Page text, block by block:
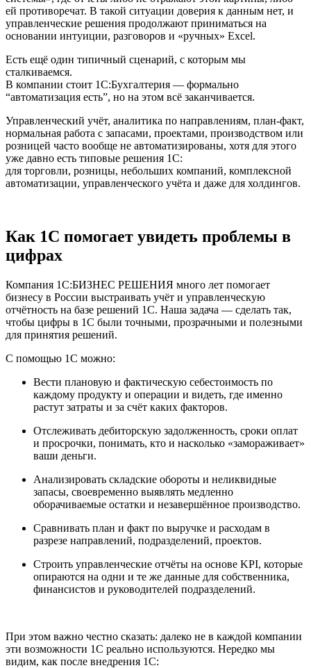
ей противоречат. В такой ситуации доверия к данным нет, и
управленческие решения продолжают приниматься на
основании интуиции, разговоров и «ручных» Excel.
Есть ещё один типичный сценарий, с которым мы
сталкиваемся.
В компании стоит 1С:Бухгалтерия — формально
“автоматизация есть”, но на этом всё заканчивается.
Управленческий учёт, аналитика по направлениям, план‑факт,
нормальная работа с запасами, проектами, производством или
розницей часто вообще не автоматизированы, хотя для этого
уже давно есть типовые решения 1С:
для торговли, розницы, небольших компаний, комплексной
автоматизации, управленческого учёта и даже для холдингов.
Как 1С помогает увидеть проблемы в
цифрах
Компания 1С:БИЗНЕС РЕШЕНИЯ много лет помогает
бизнесу в России выстраивать учёт и управленческую
отчётность на базе решений 1С. Наша задача — сделать так,
чтобы цифры в 1С были точными, прозрачными и полезными
для принятия решений.
С помощью 1С можно:
Вести плановую и фактическую себестоимость по
каждому продукту и операции и видеть, где именно
растут затраты и за счёт каких факторов.
Отслеживать дебиторскую задолженность, сроки оплат
и просрочки, понимать, кто и насколько «замораживает»
ваши деньги.
Анализировать складские обороты и неликвидные
запасы, своевременно выявлять медленно
оборачиваемые остатки и незавершённое производство.
Сравнивать план и факт по выручке и расходам в
разрезе направлений, подразделений, проектов.
Строить управленческие отчёты на основе KPI, которые
опираются на одни и те же данные для собственника,
финансистов и руководителей подразделений.
При этом важно честно сказать: далеко не в каждой компании
эти возможности 1С реально используются. Нередко мы
видим, как после внедрения 1С: